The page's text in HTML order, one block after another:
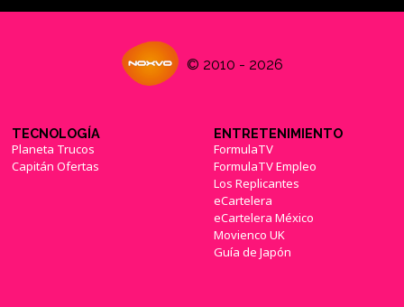
© 2010 - 2026
TECNOLOGÍA
Planeta Trucos
Capitán Ofertas
ENTRETENIMIENTO
FormulaTV
FormulaTV Empleo
Los Replicantes
eCartelera
eCartelera México
Movienco UK
Guía de Japón